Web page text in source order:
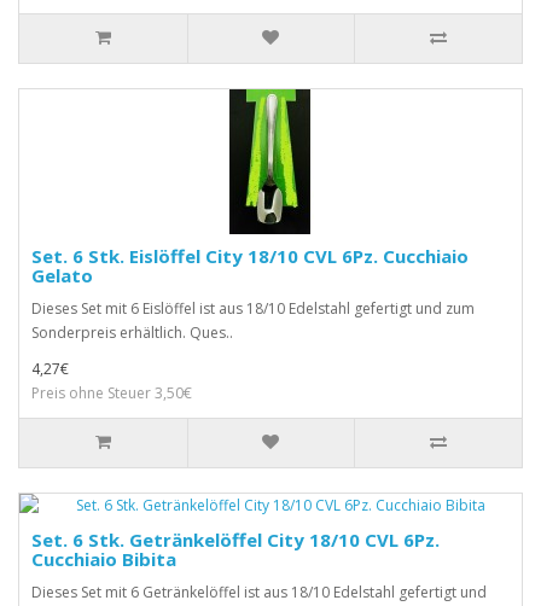
Set. 6 Stk. Eislöffel City 18/10 CVL 6Pz. Cucchiaio
Gelato
Dieses Set mit 6 Eislöffel ist aus 18/10 Edelstahl gefertigt und zum
Sonderpreis erhältlich. Ques..
4,27€
Preis ohne Steuer 3,50€
Set. 6 Stk. Getränkelöffel City 18/10 CVL 6Pz.
Cucchiaio Bibita
Dieses Set mit 6 Getränkelöffel ist aus 18/10 Edelstahl gefertigt und